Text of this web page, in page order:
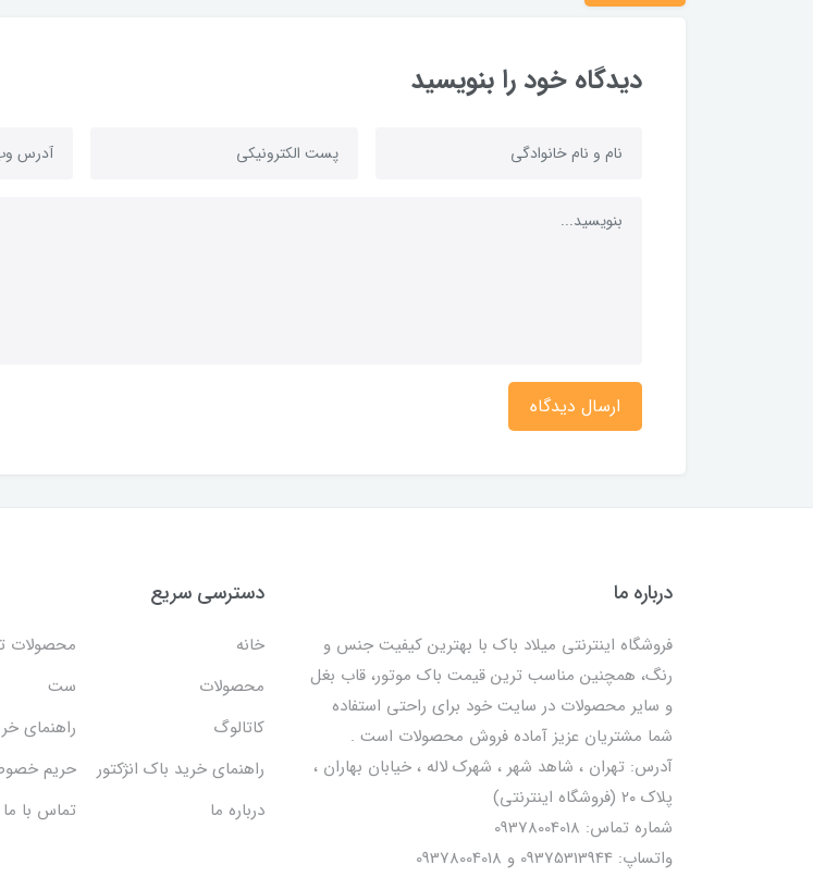
دیدگاه خود را بنویسید
ارسال دیدگاه
درباره ما
فروشگاه اینترنتی میلاد باک با بهترین کیفیت جنس و
رنگ، همچنین مناسب ترین قیمت باک موتور، قاب بغل
و سایر محصولات در سایت خود برای راحتی استفاده
شما مشتریان عزیز آماده فروش محصولات است .
آدرس: تهران ، شاهد شهر ، شهرک لاله ، خیابان بهاران ،
پلاک ۲۰ (فروشگاه اینترنتی)
شماره تماس: 09378004018
واتساپ: 09375313944 و 09378004018
دسترسی سریع
خانه
محصولات
محصولات
ست
کاتالوگ
راهنمای
راهنمای خرید باک انژکتور
حریم
درباره ما
تماس با ما